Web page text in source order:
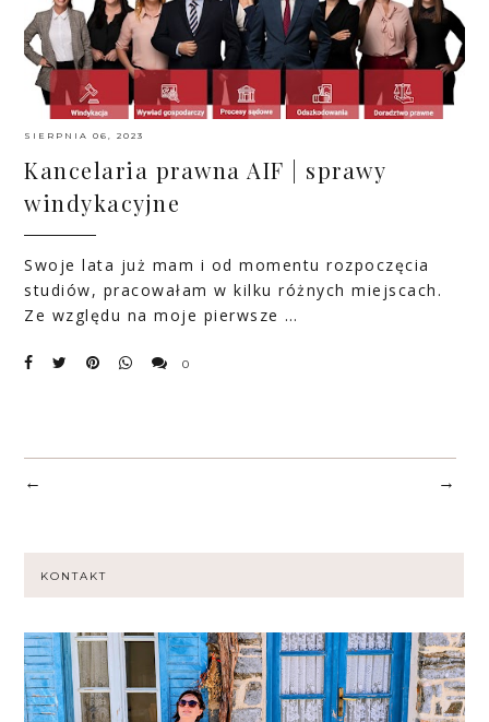
SIERPNIA 06, 2023
Kancelaria prawna AIF | sprawy
windykacyjne
Swoje lata już mam i od momentu rozpoczęcia
studiów, pracowałam w kilku różnych miejscach.
Ze względu na moje pierwsze …
0
← →
KONTAKT